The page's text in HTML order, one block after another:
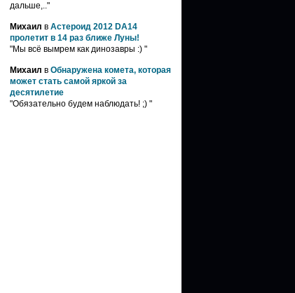
дальше,.."
Михаил в Астероид 2012 DA14
пролетит в 14 раз ближе Луны!
"Мы всё вымрем как динозавры :) "
Михаил в Обнаружена комета, которая
может стать самой яркой за
десятилетие
"Обязательно будем наблюдать! ;) "